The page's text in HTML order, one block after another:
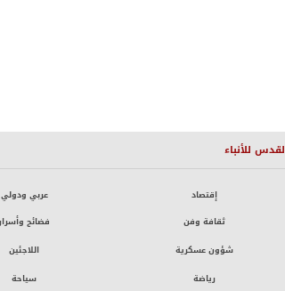
للأنباء
إقتصاد
ثقافة وفن
شؤون عسكرية
رياضة
عربي ودولي
فضائح
اللاجئين
سياحة